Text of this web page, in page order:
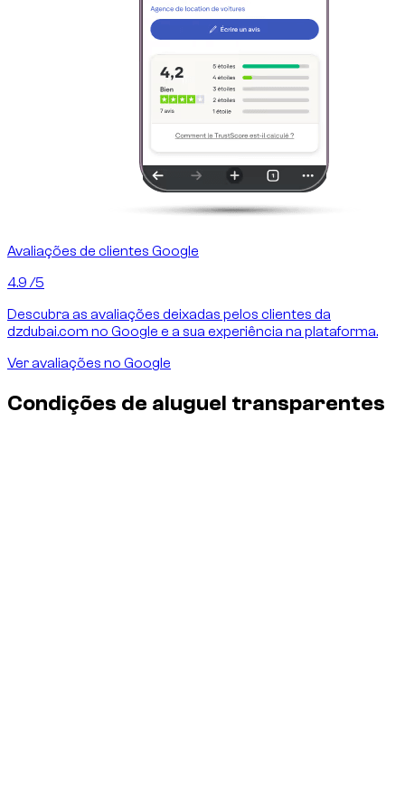
Avaliações de clientes Google
4.9 /5
Descubra as avaliações deixadas pelos clientes da
dzdubai.com no Google e a sua experiência na plataforma.
Ver avaliações no Google
Condições de aluguel transparentes